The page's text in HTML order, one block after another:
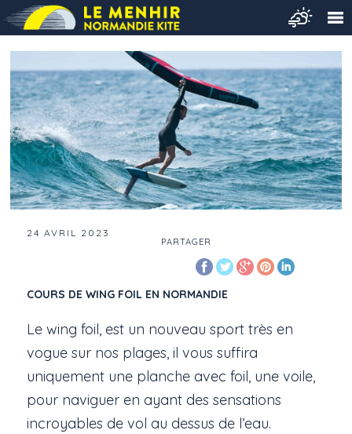
PARTAGER
24 AVRIL 2023
COURS DE WING FOIL EN NORMANDIE
Le wing foil, est un nouveau sport très en
vogue sur nos plages, il vous suffira
uniquement une planche avec foil, une voile,
pour naviguer en ayant des sensations
incroyables de vol au dessus de l’eau.